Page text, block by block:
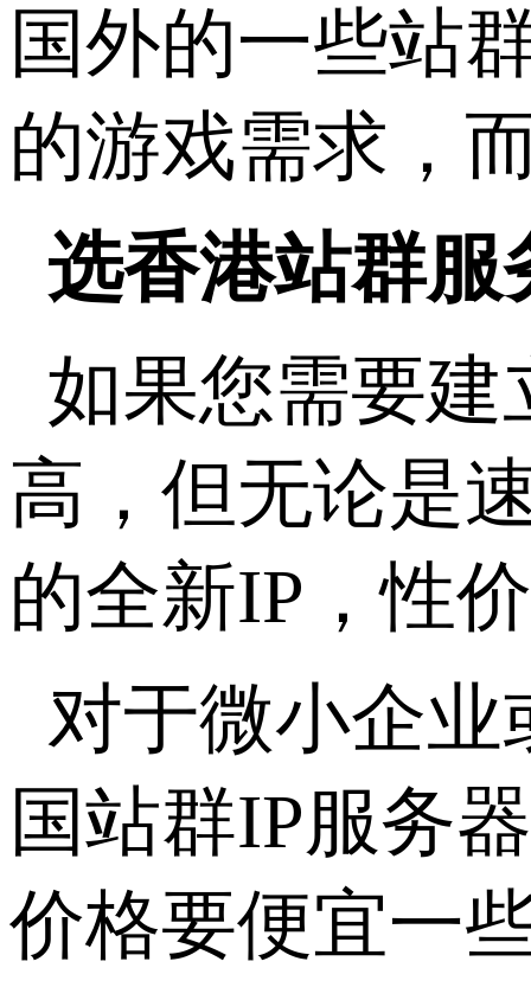
国外的一些站
的游戏需求，
选香港站群服
如果您需要建
高，但无论是
的全新IP，性
对于微小企
国站群IP服务
价格要便宜一